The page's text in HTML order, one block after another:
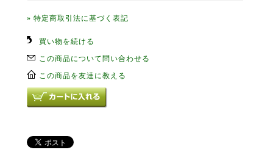
» 特定商取引法に基づく表記
買い物を続ける
この商品について問い合わせる
この商品を友達に教える